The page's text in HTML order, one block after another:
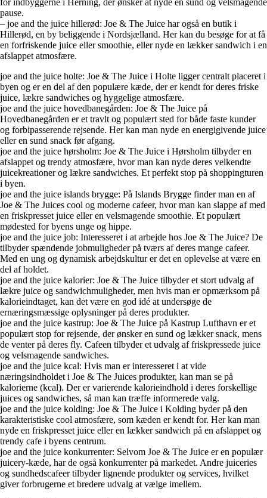
pause.
– joe and the juice hillerød: Joe & The Juice har også en butik i
Hillerød, en by beliggende i Nordsjælland. Her kan du besøge for at få
en forfriskende juice eller smoothie, eller nyde en lækker sandwich i en
afslappet atmosfære.
joe and the juice holte: Joe & The Juice i Holte ligger centralt placeret i
byen og er en del af den populære kæde, der er kendt for deres friske
juice, lækre sandwiches og hyggelige atmosfære.
joe and the juice hovedbanegården: Joe & The Juice på
Hovedbanegården er et travlt og populært sted for både faste kunder
og forbipasserende rejsende. Her kan man nyde en energigivende juice
eller en sund snack før afgang.
joe and the juice hørsholm: Joe & The Juice i Hørsholm tilbyder en
afslappet og trendy atmosfære, hvor man kan nyde deres velkendte
juicekreationer og lækre sandwiches. Et perfekt stop på shoppingturen
i byen.
joe and the juice islands brygge: På Islands Brygge finder man en af
Joe & The Juices cool og moderne cafeer, hvor man kan slappe af med
en friskpresset juice eller en velsmagende smoothie. Et populært
mødested for byens unge og hippe.
joe and the juice job: Interesseret i at arbejde hos Joe & The Juice? De
tilbyder spændende jobmuligheder på tværs af deres mange cafeer.
Med en ung og dynamisk arbejdskultur er det en oplevelse at være en
del af holdet.
joe and the juice kalorier: Joe & The Juice tilbyder et stort udvalg af
lækre juice og sandwichmuligheder, men hvis man er opmærksom på
kalorieindtaget, kan det være en god idé at undersøge de
ernæringsmæssige oplysninger på deres produkter.
joe and the juice kastrup: Joe & The Juice på Kastrup Lufthavn er et
populært stop for rejsende, der ønsker en sund og lækker snack, mens
de venter på deres fly. Cafeen tilbyder et udvalg af friskpressede juice
og velsmagende sandwiches.
joe and the juice kcal: Hvis man er interesseret i at vide
næringsindholdet i Joe & The Juices produkter, kan man se på
kalorierne (kcal). Der er varierende kalorieindhold i deres forskellige
juices og sandwiches, så man kan træffe informerede valg.
joe and the juice kolding: Joe & The Juice i Kolding byder på den
karakteristiske cool atmosfære, som kæden er kendt for. Her kan man
nyde en friskpresset juice eller en lækker sandwich på en afslappet og
trendy cafe i byens centrum.
joe and the juice konkurrenter: Selvom Joe & The Juice er en populær
juicery-kæde, har de også konkurrenter på markedet. Andre juiceries
og sundhedscafeer tilbyder lignende produkter og services, hvilket
giver forbrugerne et bredere udvalg at vælge imellem.